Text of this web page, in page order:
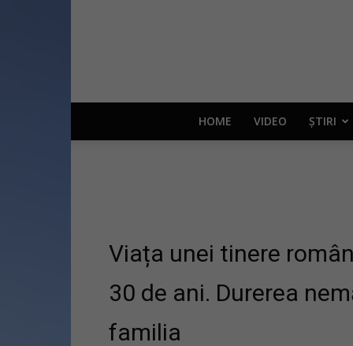
HOME VIDEO ȘTIRI
Viața unei tinere
30 de ani. Durerea
familia